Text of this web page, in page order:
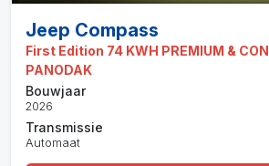
Jeep Compass
First Edition 74 KWH PREMIUM &
PANODAK
Bouwjaar
2026
Transmissie
Automaat